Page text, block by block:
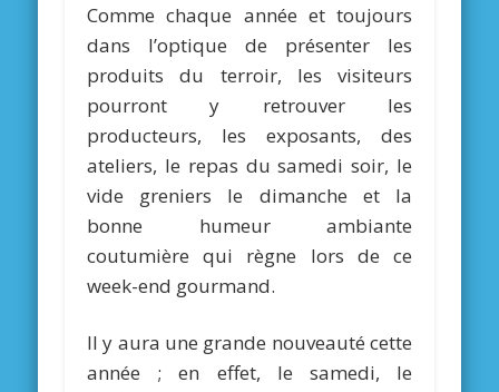
Comme chaque année et toujours
dans l’optique de présenter les
produits du terroir, les visiteurs
pourront y retrouver les
producteurs, les exposants, des
ateliers, le repas du samedi soir, le
vide greniers le dimanche et la
bonne humeur ambiante
coutumière qui règne lors de ce
week-end gourmand.
Il y aura une grande nouveauté cette
année ; en effet, le samedi, le